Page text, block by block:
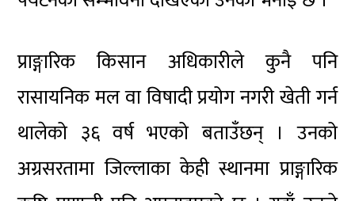
प्राङ्गारिक किसान अधिकारीले कुनै पनि
रासायनिक मल वा विषादी प्रयोग नगरी खेती गर्न
थालेको ३६ वर्ष भएको बताउँछन् । उनको
अग्रसरतामा जिल्लाका केही स्थानमा प्राङ्गारिक